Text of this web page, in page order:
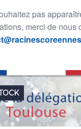
pas
merci de nous